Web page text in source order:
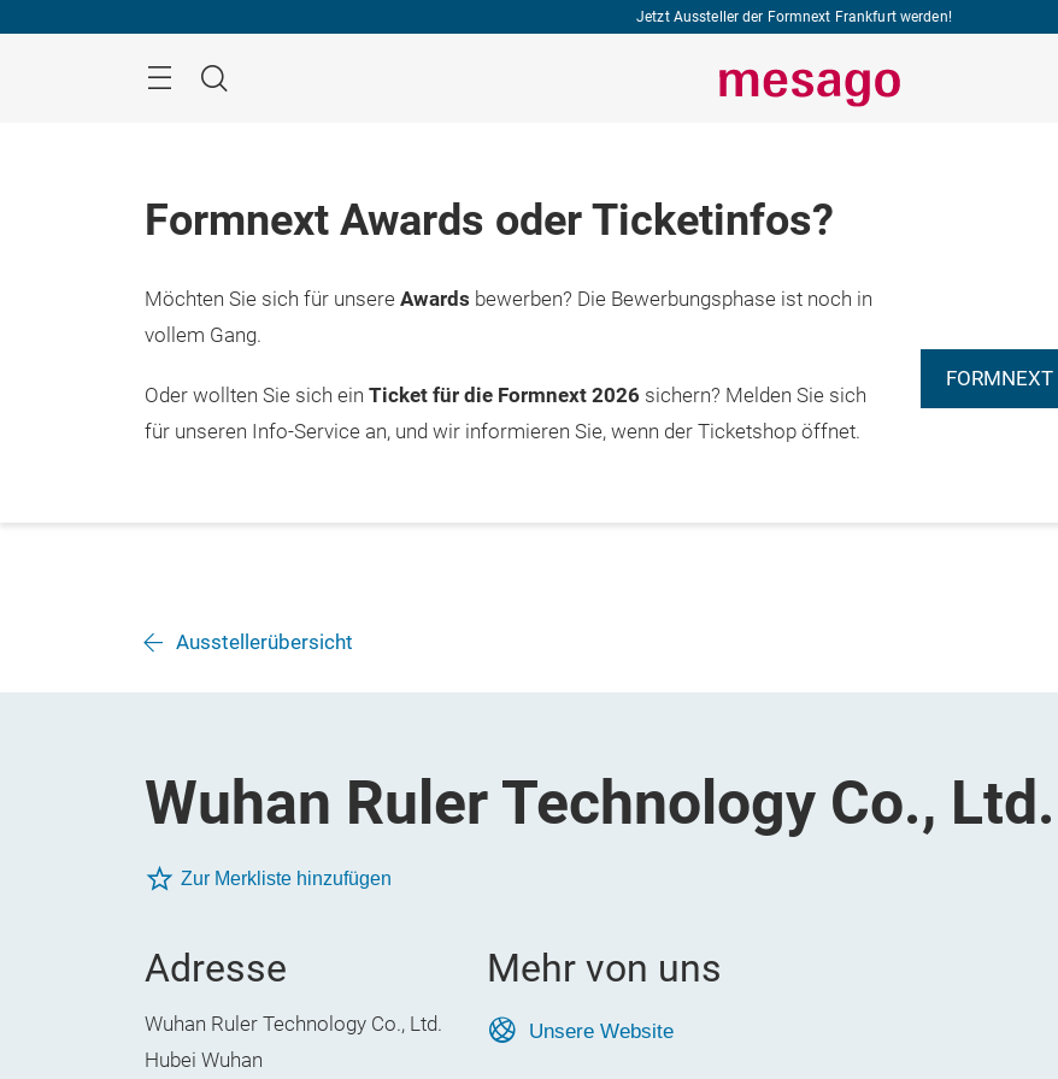
Jetzt Aussteller der Formnext Frankfurt werden!
Suche
Formnext Awards oder Ticketinfos?
Möchten Sie sich für unsere Awards bewerben? Die Bewerbungsphase ist noch in
vollem Gang.
Oder wollten Sie sich ein Ticket für die Formnext 2026 sichern? Melden Sie sich
für unseren Info-Service an, und wir informieren Sie, wenn der Ticketshop öffnet.
FORMNEXT
Ausstellerübersicht
Wuhan Ruler Technology Co., Ltd.
Zur Merkliste hinzufügen
Adresse
Wuhan Ruler Technology Co., Ltd.
Hubei Wuhan
Mehr von uns
Unsere Website